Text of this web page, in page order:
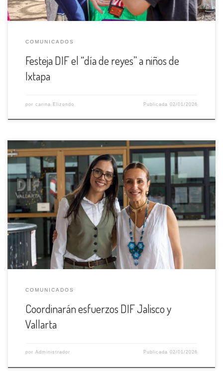
COMUNICADOS
Festeja DIF el “día de reyes” a niños de
Ixtapa
por carina Elizondo Publicada02/01/2026
Como parte de una agenda en común de beneficio para los
vallartenses, se llevó a cabo una gira de trabajo entre el
Sistema DIF Jalisco y el DIF Municipal que preside Claudia Peña
Gómez, donde se hizo entrega de apoyo alimenticio por parte
del Estado a familias de infantes que […]
COMUNICADOS
Coordinarán esfuerzos DIF Jalisco y
Vallarta
por Administrador Publicada02/01/2026